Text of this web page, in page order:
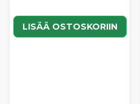
LISÄÄ OSTOSKORIIN